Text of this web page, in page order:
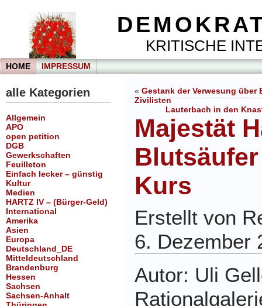
KRITISCHE
HOME IMPRESSUM
alle Kategorien
Allgemein
APO
open petition
DGB
Gewerkschaften
Feuilleton
Einfach lecker – günstig
Kultur
Medien
HARTZ IV – (Bürger-Geld)
International
Amerika
Asien
Europa
Deutschland_DE
Mitteldeutschland
Brandenburg
Hessen
Sachsen
Sachsen-Anhalt
« Gestank der Verwesung über
Zivilisten
Lauterbach in den
Majestät
Kurs
Erstellt von
6. Dezember
Autor: Uli